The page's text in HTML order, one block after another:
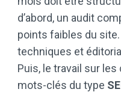
d’abord, un audit
points faibles du
techniques et
Puis, le travail sur
mots-clés du type